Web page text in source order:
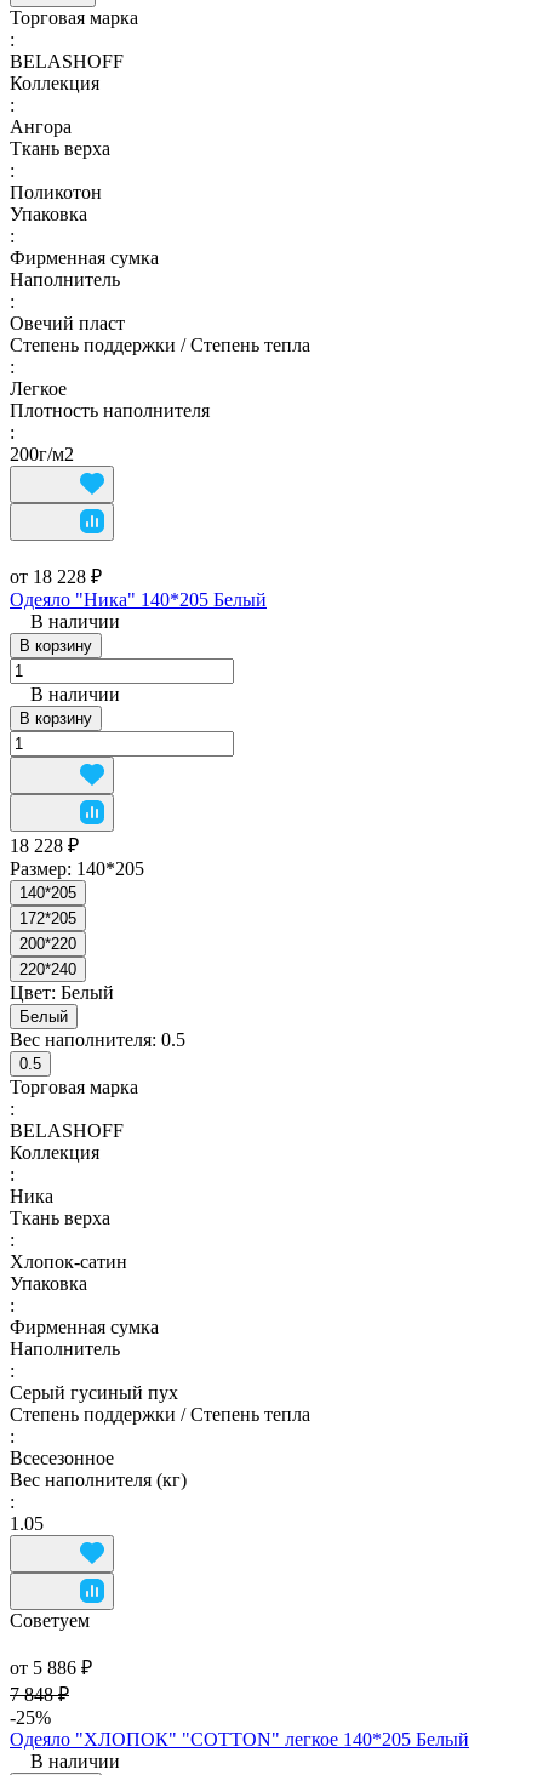
Торговая марка
:
BELASHOFF
Коллекция
:
Ангора
Ткань верха
:
Поликотон
Упаковка
:
Фирменная сумка
Наполнитель
:
Овечий пласт
Степень поддержки / Степень тепла
:
Легкое
Плотность наполнителя
:
200г/м2
от 18 228 ₽
Одеяло "Ника" 140*205 Белый
В наличии
В корзину
В наличии
В корзину
18 228 ₽
Размер: 140*205
140*205
172*205
200*220
220*240
Цвет: Белый
Белый
Вес наполнителя: 0.5
0.5
Торговая марка
:
BELASHOFF
Коллекция
:
Ника
Ткань верха
:
Хлопок-сатин
Упаковка
:
Фирменная сумка
Наполнитель
:
Серый гусиный пух
Степень поддержки / Степень тепла
:
Всесезонное
Вес наполнителя (кг)
:
1.05
Советуем
от 5 886 ₽
7 848 ₽
-25%
Одеяло "ХЛОПОК" "COTTON" легкое 140*205 Белый
В наличии